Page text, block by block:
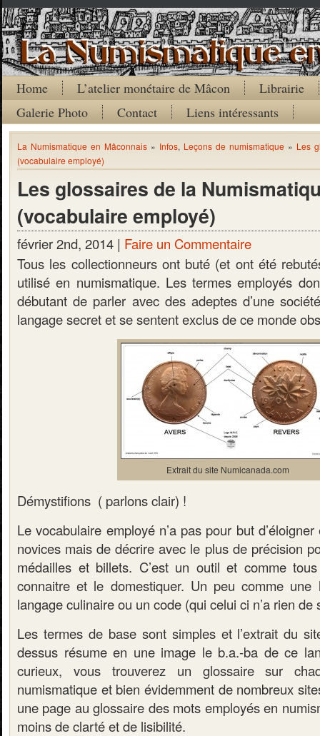
Home L’atelier monétaire de Mâcon
Librairie
Galerie Photo
Contact Liens intéressants
La Numismatique en Mâconnais » Infos, Leçons de numismatique » Les
(vocabulaire employé)
Les glossaires de la
(vocabulaire employé)
février 2nd, 2014 | Faire un Commentaire
Tous les collectionneurs ont buté (et ont été
utilisé en numismatique. Les termes employés
débutant de parler avec des adeptes d’une
langage secret et se sentent exclus de ce monde
Extrait du site Numicanada.com
Démystifions ( parlons clair) !
Le vocabulaire employé n’a pas pour but
novices mais de décrire avec le plus de précision
médailles et billets. C’est un outil et comme
connaitre et le domestiquer. Un peu comme une
langage culinaire ou un code (qui celui ci n’a rien de
Les termes de base sont simples et l’extrait du
dessus résume en une image le b.a.-ba de ce
curieux, vous trouverez un glossaire sur
numismatique et bien évidemment de nombreux
une page au glossaire des mots employés en
moins de clarté et de lisibilité.